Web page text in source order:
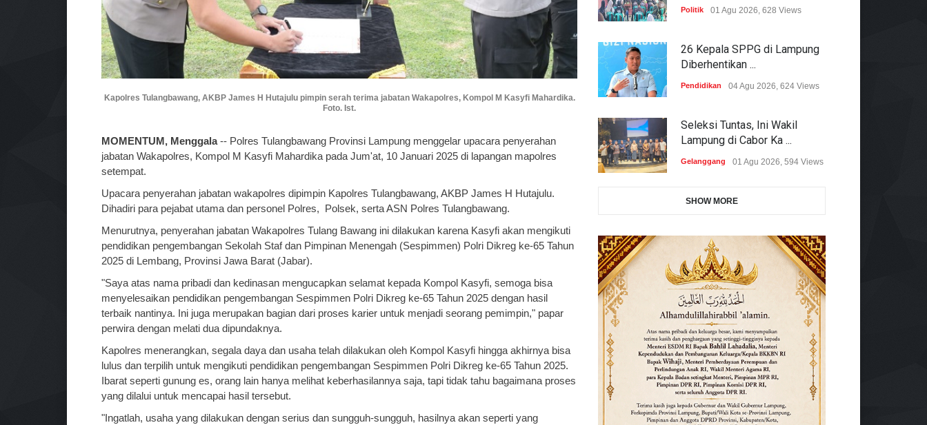
Kapolres Tulangbawang, AKBP James H Hutajulu pimpin serah terima jabatan Wakapolres, Kompol M Kasyfi Mahardika.
Foto. Ist.
MOMENTUM, Menggala-- Polres Tulangbawang Provinsi Lampung menggelar upacara penyerahan
jabatan Wakapolres, Kompol M Kasyfi Mahardika pada Jum'at, 10 Januari 2025 di lapangan mapolres
setempat.
Upacara penyerahan jabatan wakapolres dipimpin Kapolres Tulangbawang, AKBP James H Hutajulu.
Dihadiri para pejabat utama dan personel Polres, Polsek, serta ASN Polres Tulangbawang.
Menurutnya, penyerahan jabatan Wakapolres Tulang Bawang ini dilakukan karena Kasyfi akan mengikuti
pendidikan pengembangan Sekolah Staf dan Pimpinan Menengah (Sespimmen) Polri Dikreg ke-65 Tahun
2025 di Lembang, Provinsi Jawa Barat (Jabar).
"Saya atas nama pribadi dan kedinasan mengucapkan selamat kepada Kompol Kasyfi, semoga bisa
menyelesaikan pendidikan pengembangan Sespimmen Polri Dikreg ke-65 Tahun 2025 dengan hasil
terbaik nantinya. Ini juga merupakan bagian dari proses karier untuk menjadi seorang pemimpin," papar
perwira dengan melati dua dipundaknya.
Kapolres menerangkan, segala daya dan usaha telah dilakukan oleh Kompol Kasyfi hingga akhirnya bisa
lulus dan terpilih untuk mengikuti pendidikan pengembangan Sespimmen Polri Dikreg ke-65 Tahun 2025.
Ibarat seperti gunung es, orang lain hanya melihat keberhasilannya saja, tapi tidak tahu bagaimana proses
yang dilalui untuk mencapai hasil tersebut.
"Ingatlah, usaha yang dilakukan dengan serius dan sungguh-sungguh, hasilnya akan seperti yang
Politik 01 Agu 2026, 628 Views
26 Kepala SPPG di Lampung
Diberhentikan ...
Pendidikan 04 Agu 2026, 624 Views
Seleksi Tuntas, Ini Wakil
Lampung di Cabor Ka ...
Gelanggang 01 Agu 2026, 594 Views
SHOW MORE